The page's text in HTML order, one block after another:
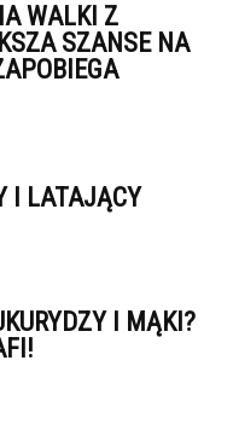
WALKI Z
SZANSE NA
I LATAJĄCY
I MĄKI?